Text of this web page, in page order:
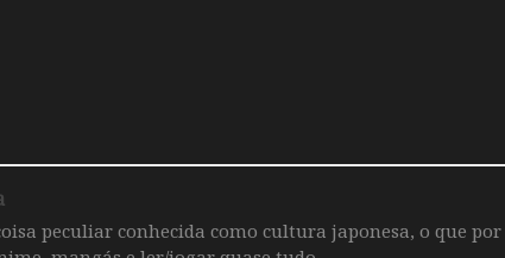
peculiar conhecida como cultura japonesa, o que